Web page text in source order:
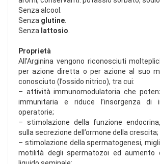
Senza alcool.
Senza glutine.
Senza lattosio.
Proprietà
All’Arginina vengono riconosciuti
per azione diretta o per azione al suo
conosciuto (l’ossido nitrico), tra cui:
– attività immunomodulatoria che
immunitaria e riduce l’insorgenza di
operatorie;
– stimolazione della funzione
sulla secrezione dell’ormone della crescita;
– stimolazione della spermatogenesi,
motilità degli spermatozoi ed aumento